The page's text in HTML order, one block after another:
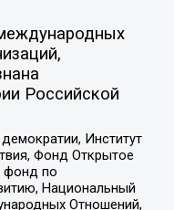
Российской
Институт
Фонд Открытое
фонд по
Национальный
Отношений,